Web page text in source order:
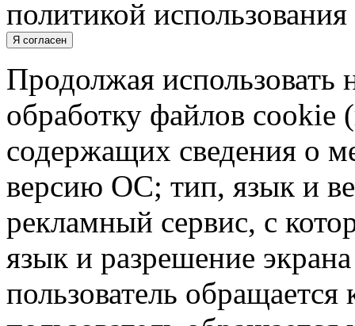
политикой
Я согласен
Продолжая использовать
обработку файлов cookie
содержащих сведения о
версию ОС; тип, язык и
рекламный сервис, с
язык и разрешение
пользователь обращается